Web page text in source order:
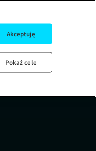
1
Akceptuję
Pokaż cele